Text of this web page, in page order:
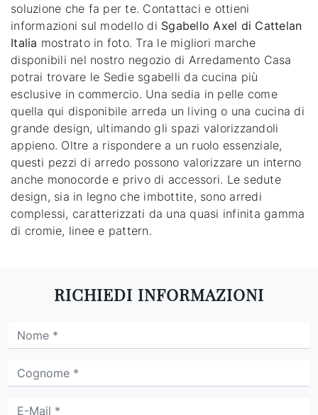
soluzione che fa per te. Contattaci e ottieni
informazioni sul modello di Sgabello Axel di Cattelan
Italia mostrato in foto. Tra le migliori marche
disponibili nel nostro negozio di Arredamento Casa
potrai trovare le Sedie sgabelli da cucina più
esclusive in commercio. Una sedia in pelle come
quella qui disponibile arreda un living o una cucina di
grande design, ultimando gli spazi valorizzandoli
appieno. Oltre a rispondere a un ruolo essenziale,
questi pezzi di arredo possono valorizzare un interno
anche monocorde e privo di accessori. Le sedute
design, sia in legno che imbottite, sono arredi
complessi, caratterizzati da una quasi infinita gamma
di cromie, linee e pattern.
RICHIEDI INFORMAZIONI